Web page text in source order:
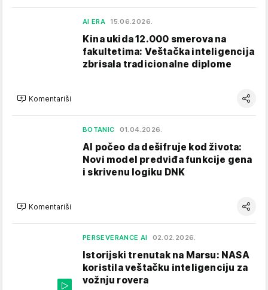
AI ERA 15.06.2026.
Kina ukida 12.000 smerova na
fakultetima: Veštačka inteligencija
zbrisala tradicionalne diplome
Komentariši
BOTANIC 01.04.2026.
AI počeo da dešifruje kod života:
Novi model predviđa funkcije gena
i skrivenu logiku DNK
Komentariši
PERSEVERANCE AI 02.02.2026.
Istorijski trenutak na Marsu: NASA
koristila veštačku inteligenciju za
vožnju rovera